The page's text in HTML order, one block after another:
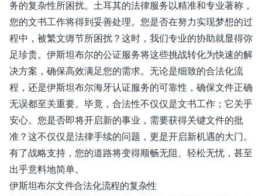
务的复杂性所困扰。土耳其的法律服务以精准和专业著称，
您的文书工作将得到妥善处理。您是否在努力实现梦想的过
程中，被繁文缛节所困扰？这时，我们专业的协助就显得弥
足珍贵。伊斯坦布尔的公证服务将这些挑战转化为快速的解
决方案，确保高效满足您的需求。无论是细致的合法化流
程，还是伊斯坦布尔海牙认证服务的可靠性，确保文件正确
无误都至关重要。毕竟，合法性不仅仅是文书工作；它关乎
安心。您是否即将开启新的事业，需要获得关键文件的批
准？这不仅仅是法律手续的问题，更是开启新机遇的大门。
有了战略支持，您的道路将变得顺畅无阻、轻松无忧，甚至
出乎意料地简单。
伊斯坦布尔文件合法化流程的复杂性